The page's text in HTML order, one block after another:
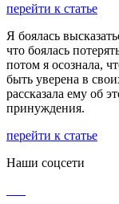
перейти к статье
Я боялась
что боялась
потом я осознала,
быть уверена в
рассказала ему об
принуждения.
перейти к статье
Наши соцсети